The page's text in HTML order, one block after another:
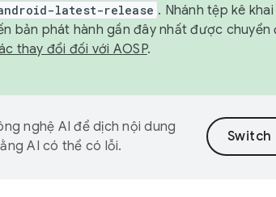
latest-release . Nhánh tệp kê khai
bản phát hành gần đây nhất được chuyển
thay đổi đối với AOSP.
nghệ AI để dịch nội dung
AI có thể có lỗi.